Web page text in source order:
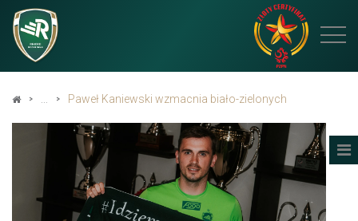
Paweł Kaniewski wzmacnia biało-zielonych